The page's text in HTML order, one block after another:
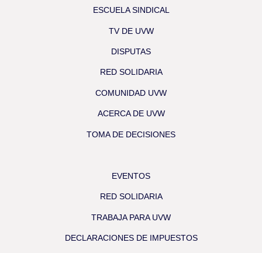
ESCUELA SINDICAL
TV DE UVW
DISPUTAS
RED SOLIDARIA
COMUNIDAD UVW
ACERCA DE UVW
TOMA DE DECISIONES
EVENTOS
RED SOLIDARIA
TRABAJA PARA UVW
DECLARACIONES DE IMPUESTOS